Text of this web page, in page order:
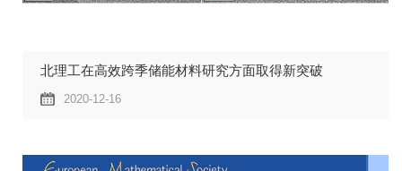
北理工在高效跨季储能材料研究方面取得新突破
2020-12-16